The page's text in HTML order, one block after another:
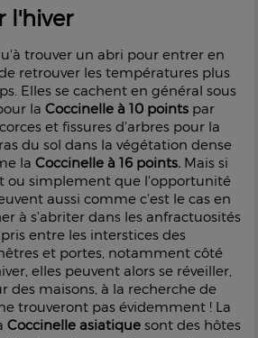
l'hiver
trouver un abri pour entrer en
retrouver les températures plus
Elles se cachent en général sous
la Coccinelle à 10 pointspar
et fissures d'arbres pour la
du sol dans la végétation dense
la Coccinelle à 16 points. Mais si
ou simplement que l'opportunité
aussi comme c'est le cas en
à s'abriter dans les anfractuosités
entre les interstices des
et portes, notamment côté
elles peuvent alors se réveiller,
des maisons, à la recherche de
trouveront pas évidemment ! La
Coccinelle asiatiquesont des hôtes